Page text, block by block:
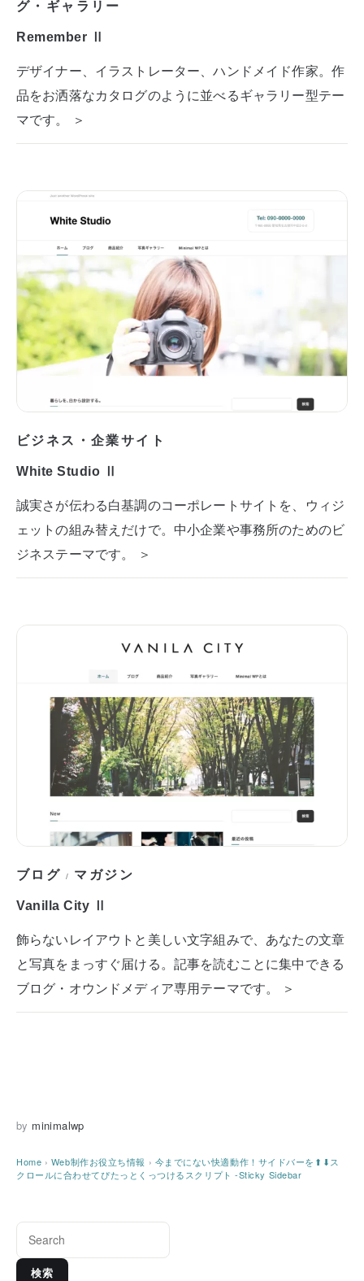
グ・ギャラリー
Remember Ⅱ
デザイナー、イラストレーター、ハンドメイド作家。作
品をお洒落なカタログのように並べるギャラリー型テー
マです。 ＞
ビジネス・企業サイト
White Studio Ⅱ
誠実さが伝わる白基調のコーポレートサイトを、ウィジ
ェットの組み替えだけで。中小企業や事務所のためのビ
ジネステーマです。 ＞
ブログ / マガジン
Vanilla City Ⅱ
飾らないレイアウトと美しい文字組みで、あなたの文章
と写真をまっすぐ届ける。記事を読むことに集中できる
ブログ・オウンドメディア専用テーマです。 ＞
by minimalwp
Home › Web制作お役立ち情報 › 今までにない快適動作！サイドバーを⬆⬇ス
クロールに合わせてぴたっとくっつけるスクリプト -Sticky Sidebar
検索